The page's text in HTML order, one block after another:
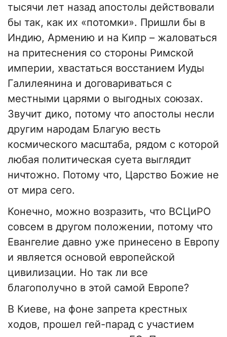
тысячи лет назад апостолы действовали
бы так, как их «потомки». Пришли бы в
Индию, Армению и на Кипр – жаловаться
на притеснения со стороны Римской
империи, хвастаться восстанием Иуды
Галилеянина и договариваться с
местными царями о выгодных союзах.
Звучит дико, потому что апостолы несли
другим народам Благую весть
космического масштаба, рядом с которой
любая политическая суета выглядит
ничтожно. Потому что, Царство Божие не
от мира сего.
Конечно, можно возразить, что ВСЦиРО
совсем в другом положении, потому что
Евангелие давно уже принесено в Европу
и является основой европейской
цивилизации. Но так ли все
благополучно в этой самой Европе?
В Киеве, на фоне запрета крестных
ходов, прошел гей-парад с участием